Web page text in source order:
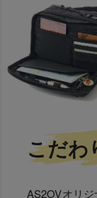
こだわ
AS2OVオリ